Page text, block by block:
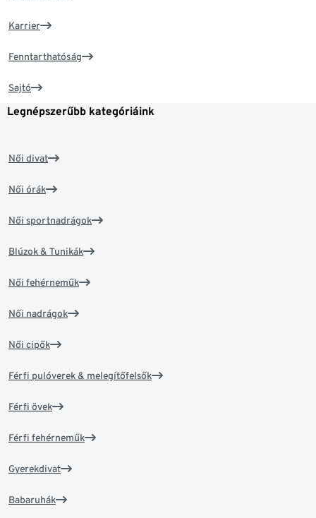
Karrier
Fenntarthatóság
Sajtó
Legnépszerűbb kategóriáink
Női divat
Női órák
Női sportnadrágok
Blúzok & Tunikák
Női fehérneműk
Női nadrágok
Női cipők
Férfi pulóverek & melegítőfelsők
Férfi övek
Férfi fehérneműk
Gyerekdivat
Babaruhák